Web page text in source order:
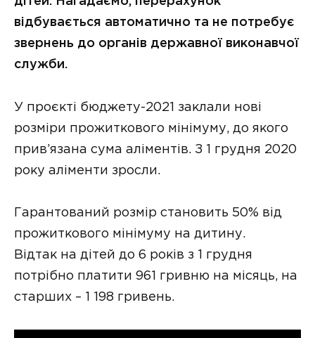
відбувається автоматично та не потребує
звернень до органів державної виконавчої
служби.
У проєкті бюджету-2021 заклали нові
розміри прожиткового мінімуму, до якого
прив’язана сума аліментів. З 1 грудня 2020
року аліменти зросли.
Гарантований розмір становить 50% від
прожиткового мінімуму на дитину.
Відтак на дітей до 6 років з 1 грудня
потрібно платити 961 гривню на місяць, на
старших – 1 198 гривень.